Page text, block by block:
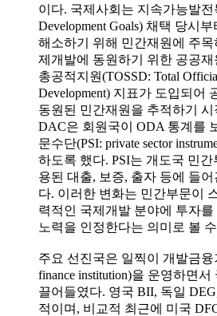
이다. 국제사회는 지속가능발전
Development Goals) 채택 당시
해소하기 위해 민간재원에 주
제개발에 동원하기 위한 공공
총공적지원(TOSSD: Total
Development) 지표가 도입되어
동원된 민간재원을 추적하기 시
DAC은 회원국이 ODA 통계를
문수단(PSI: private sector
하도록 했다. PSI는 개도국 민
용된 대출, 보증, 출자 등에 들
다. 이러한 변화는 민간부문이
력적인 국제개발 분야에 투자
노력을 인정한다는 의미로 볼
주요 선진국은 일찍이 개발금융
finance institution)을 운영하면
끌어들였다. 영국 BII, 독일
적이며, 비교적 최근에 미국